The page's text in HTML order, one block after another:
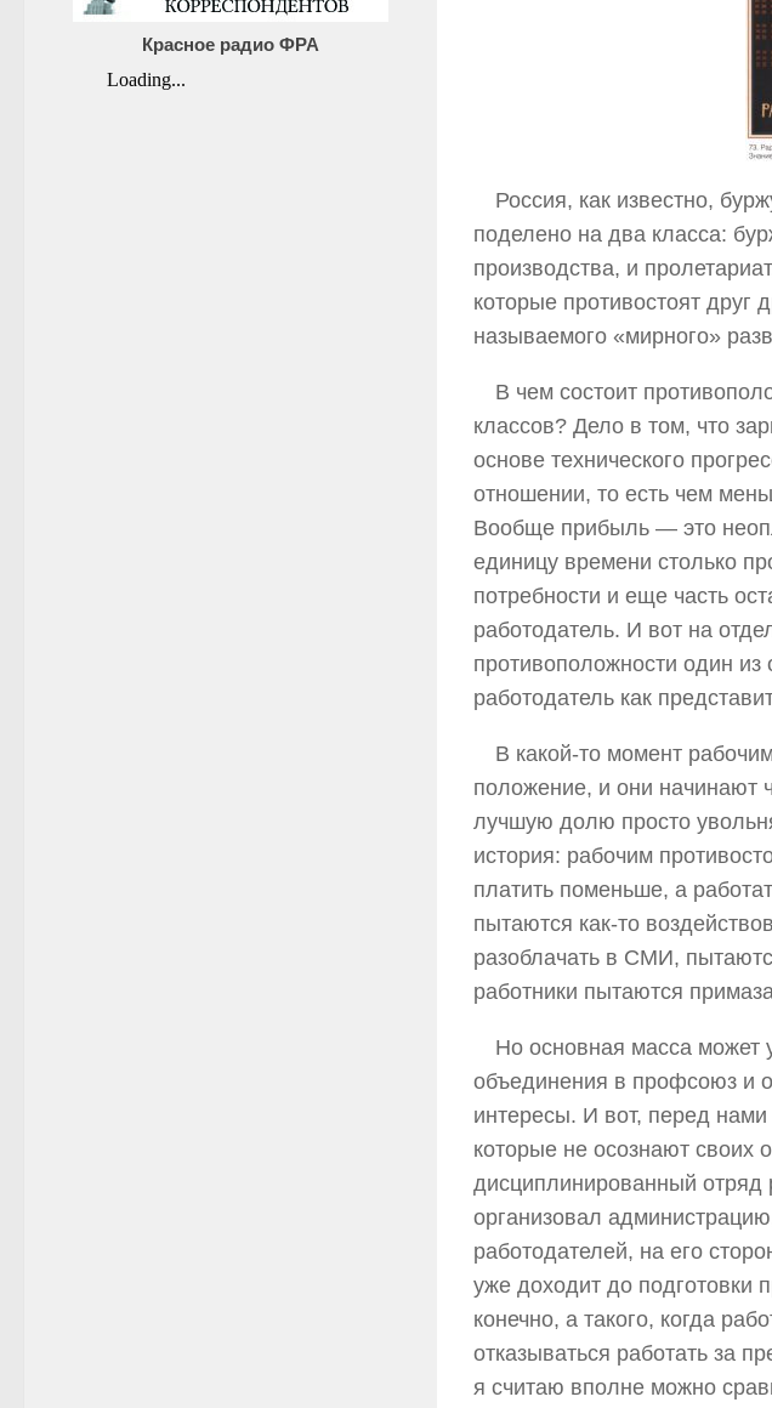
Россия, как известно,
поделено на два класса:
производства, и
которые противостоят друг
называемого «мирного»
В чем состоит
классов? Дело в том, что
основе технического
отношении, то есть чем
Вообще прибыль — это
единицу времени столько
потребности и еще часть
работодатель. И вот на
противоположности один из
работодатель как
В какой-то момент
положение, и они начинают
лучшую долю просто
история: рабочим
платить поменьше, а
пытаются как-то
разоблачать в СМИ,
работники пытаются
Но основная масса может
объединения в профсоюз и
интересы. И вот, перед
которые не осознают своих
дисциплинированный отряд
организовал
работодателей, на его
уже доходит до подготовки
конечно, а такого, когда
отказываться работать за
я считаю вполне можно
Красное радио ФРА